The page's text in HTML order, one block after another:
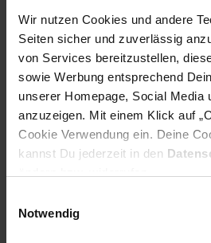
Wir nutzen Cookies und andere
Seiten sicher und zuverlässig
von Services bereitzustellen,
sowie Werbung entsprechend
unserer Homepage, Social Media
anzuzeigen. Mit einem Klick auf
Cookie Verwendung ein. Deine
kannst Du jederzeit in den
Notwendig
modernen Design.
Der einmalige Vorteil dieses
Einpraktischer Pflanztischist rechts
integriert, welcher sich bequem an
lässt. So können Sie Ihre
direkt aus dem Schrank am
wieder
zügig im Inneren
verstauen.
dadurch einsparen und durch
Anpfanzennoch mehr genießen...